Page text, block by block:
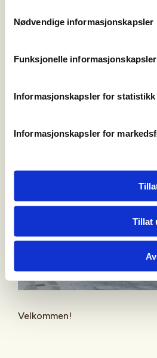
Nødvendige informasjonskapsler
Funksjonelle informasjonskapsler
Informasjonskapsler for statistikk
Informasjonskapsler for
Tillat
januar og februar 2027. Vi
Omegns lokaler. Inngangsdør
Juice med ringeklokke (se bilde).
Velkommen!